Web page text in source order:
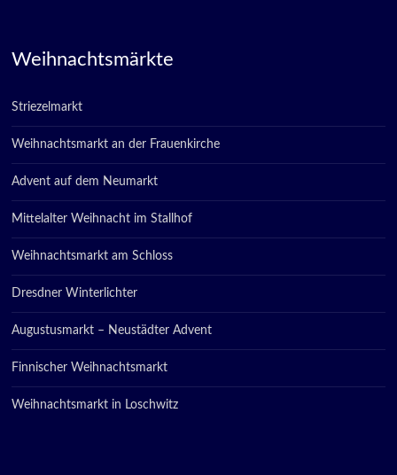
Weihnachtsmärkte
Striezelmarkt
Weihnachtsmarkt an der Frauenkirche
Advent auf dem Neumarkt
Mittelalter Weihnacht im Stallhof
Weihnachtsmarkt am Schloss
Dresdner Winterlichter
Augustusmarkt – Neustädter Advent
Finnischer Weihnachtsmarkt
Weihnachtsmarkt in Loschwitz